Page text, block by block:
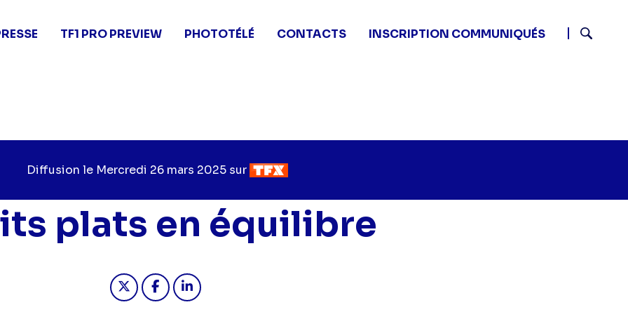
TF1 PRO PREVIEW PHOTOTÉLÉ CONTACTS
INSCRIPTION COMMUNIQUÉS
Diffusion le Jour
diffusion
Mercredi 26 mars 2025sur Chaîne
diffusion
plats en équilibre
Partager "2025-03-26 16:20 - Petits plats en équilibre - -" sur twitter
Partager "2025-03-26 16:20 - Petits plats en équilibre - -" sur facebook